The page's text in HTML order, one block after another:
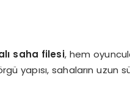
saha filesi, hem
yapısı, sahaların uzun